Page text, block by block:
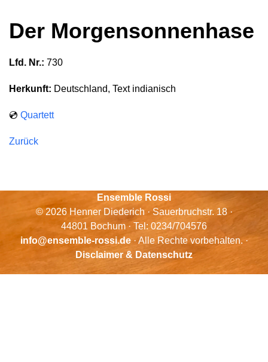
Der Morgensonnenhase
Lfd. Nr.: 730
Herkunft: Deutschland, Text indianisch
💿 Quartett
Zurück
Ensemble Rossi
© 2026 Henner Diederich · Sauerbruchstr. 18 ·
44801 Bochum · Tel: 0234/704576
info@ensemble-rossi.de· Alle Rechte vorbehalten. ·
Disclaimer & Datenschutz